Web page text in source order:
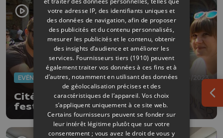
EVÈNEMENTS 04/05/2023
Cité de la bière : Lancement des
festivités
votre adresse IP, des identifiants uniques et
des données de navigation, afin de proposer
des publicités et du contenu personnalisés,
mesurer les publicités et le contenu, obtenir
des insights d’audience et améliorer les
services. Fournisseurs tiers (1910) peuvent
également traiter vos données à ces fins et à
d’autres, notamment en utilisant des données
de géolocalisation précises et des
caractéristiques de l’appareil. Vos choix
s’appliquent uniquement à ce site web.
Certains fournisseurs peuvent se fonder sur
leur intérêt légitime plutôt que sur votre
consentement ; vous avez le droit de vous y